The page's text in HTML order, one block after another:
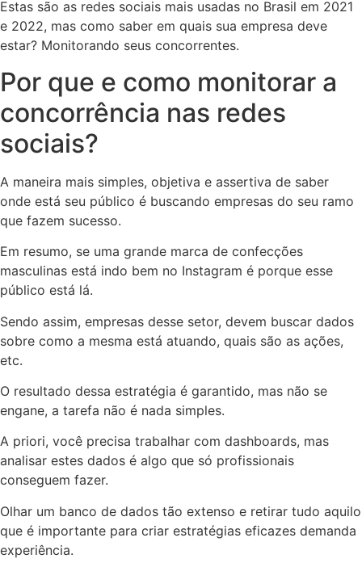
Estas são as redes sociais mais usadas no Brasil em 2021
e 2022, mas como saber em quais sua empresa deve
estar? Monitorando seus concorrentes.
Por que e como monitorar a
concorrência nas redes
sociais?
A maneira mais simples, objetiva e assertiva de saber
onde está seu público é buscando empresas do seu ramo
que fazem sucesso.
Em resumo, se uma grande marca de confecções
masculinas está indo bem no Instagram é porque esse
público está lá.
Sendo assim, empresas desse setor, devem buscar dados
sobre como a mesma está atuando, quais são as ações,
etc.
O resultado dessa estratégia é garantido, mas não se
engane, a tarefa não é nada simples.
A priori, você precisa trabalhar com dashboards, mas
analisar estes dados é algo que só profissionais
conseguem fazer.
Olhar um banco de dados tão extenso e retirar tudo aquilo
que é importante para criar estratégias eficazes demanda
experiência.